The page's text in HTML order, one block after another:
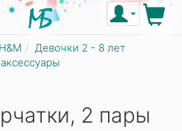
Девочки 2 - 8 лет
2 пары